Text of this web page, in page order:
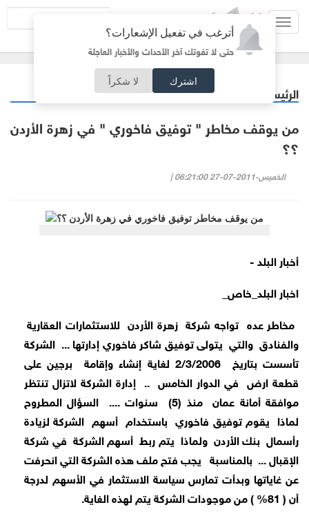
أترغب في تفعيل الإشعارات؟
حتى لا تفوتك آخر الأحداث والأخبار العاجلة
اشترك لا شكراً
الرئيسية
من يوقف مخاطر " توفيق فاخوري " في زهرة الأردن
؟؟
الخميس-2011-07-27 06:21:00 |
أخبار البلد -
اخبار البلد_خاص_
مخاطر عده تواجه شركة زهرة الأردن للاستثمارات العقارية
والفنادق والتي يتولى توفيق شاكر فاخوري إدارتها ... الشركة
تأسست بتاريخ
2/3/2006 لغاية إنشاء وإقامة
برجين على
قطعة ارض في الدوار الخامس .. إدارة الشركة لاتزال تنتظر
موافقة أمانة عمان منذ (5) سنوات .... السؤال المطروح
لماذا يقوم توفيق فاخوري باستخدام أسهم الشركة لزيادة
رأسمال بنك الأردن ولماذا يتم ربط أسهم الشركة في شركة
الإقبال ... بالمناسبة يجب فتح ملف هذه الشركة التي انحرفت
عن غاياتها وبدأت تمارس سياسة الاستثمار في الأسهم لدرجة
أن ( 81% ) من موجودات الشركة يتم لهذه الغاية.